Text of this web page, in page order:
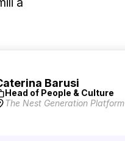
Barusi
Head of People & Culture
The Nest Generation Platform